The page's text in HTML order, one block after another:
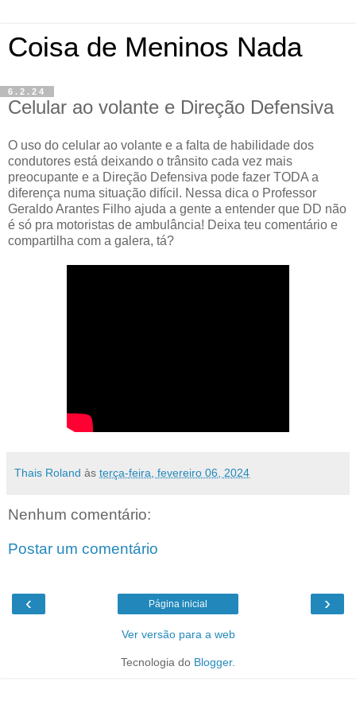
Coisa de Meninos Nada
6.2.24
Celular ao volante e Direção Defensiva
O uso do celular ao volante e a falta de habilidade dos
condutores está deixando o trânsito cada vez mais
preocupante e a Direção Defensiva pode fazer TODA a
diferença numa situação difícil. Nessa dica o Professor
Geraldo Arantes Filho ajuda a gente a entender que DD não
é só pra motoristas de ambulância! Deixa teu comentário e
compartilha com a galera, tá?
Thais Roland às terça-feira, fevereiro 06, 2024
Nenhum comentário:
Postar um comentário
‹ ›
Página inicial
Ver versão para a web
Tecnologia do Blogger.